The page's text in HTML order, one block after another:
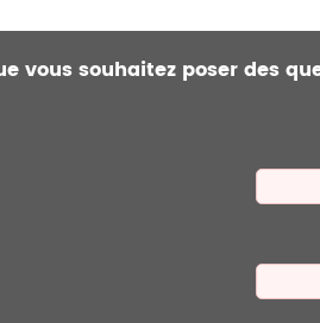
vous souhaitez poser des